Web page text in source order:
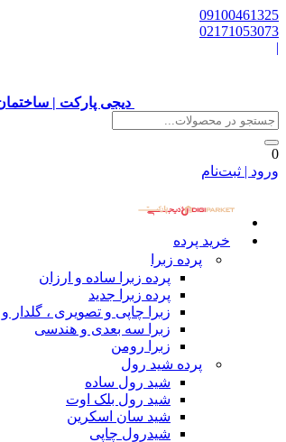
09100461325
02171053073
|
دیجی پارکت |
0
ورود | ثبت‌نام
خرید پرده
پرده زبرا
پرده زبرا ساده و ارزان
پرده زبرا جدید
زبرا چاپی و تصویری ، گلدار
زبرا سه بعدی و هندسی
زبرا رومن
پرده شید رول
شید رول ساده
شید رول بلک اوت
شید سان اسکرین
شیدرول چاپی